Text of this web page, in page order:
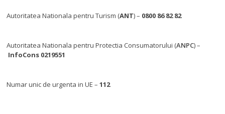
Autoritatea Nationala pentru Turism (ANT) – 0800 86 82 82
Autoritatea Nationala pentru Protectia Consumatorului (ANPC) –
InfoCons 0219551
Numar unic de urgenta in UE –112